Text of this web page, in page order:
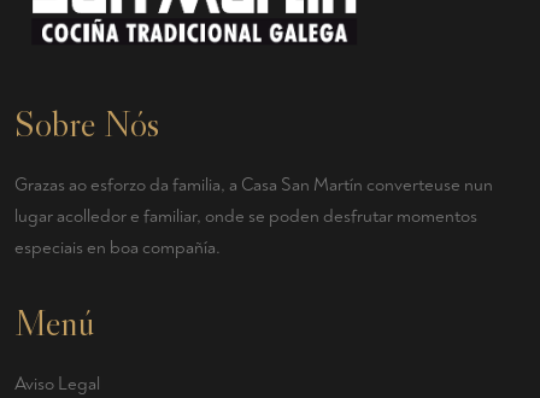
Sobre Nós
Grazas ao esforzo da familia, a Casa San Martín converteuse nun
lugar acolledor e familiar, onde se poden desfrutar momentos
especiais en boa compañía.
Menú
Aviso Legal